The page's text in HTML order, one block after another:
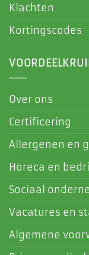
Klachten
Kortingscodes
Over ons
Certificering
Allergenen en
Horeca en
Sociaal
Vacatures en
Algemene